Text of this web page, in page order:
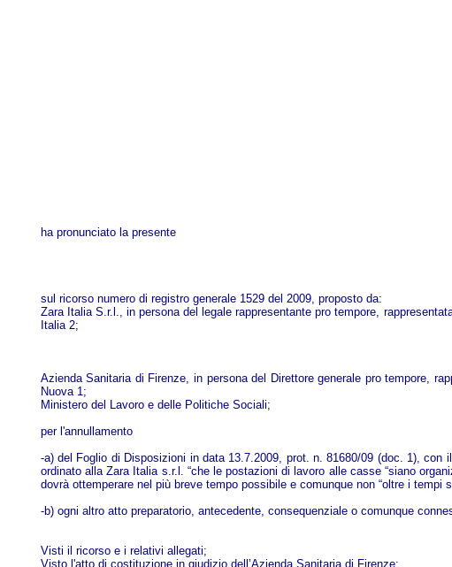
ha pronunciato la presente
sul ricorso numero di registro generale 1529 del 2009, proposto da:
Zara Italia S.r.l., in persona del legale rappresentante pro tempore,
Italia 2;
Azienda Sanitaria di Firenze, in persona del Direttore generale pro tempore,
Nuova 1;
Ministero del Lavoro e delle Politiche Sociali;
per l'annullamento
-a) del Foglio di Disposizioni in data 13.7.2009, prot. n. 81680/09 (doc. 1), con
ordinato alla Zara Italia s.r.l. “che le postazioni di lavoro alle casse “siano
dovrà ottemperare nel più breve tempo possibile e comunque non “oltre i
-b) ogni altro atto preparatorio, antecedente, consequenziale o comunque
Visti il ricorso e i relativi allegati;
Visto l'atto di costituzione in giudizio dell’Azienda Sanitaria di Firenze;